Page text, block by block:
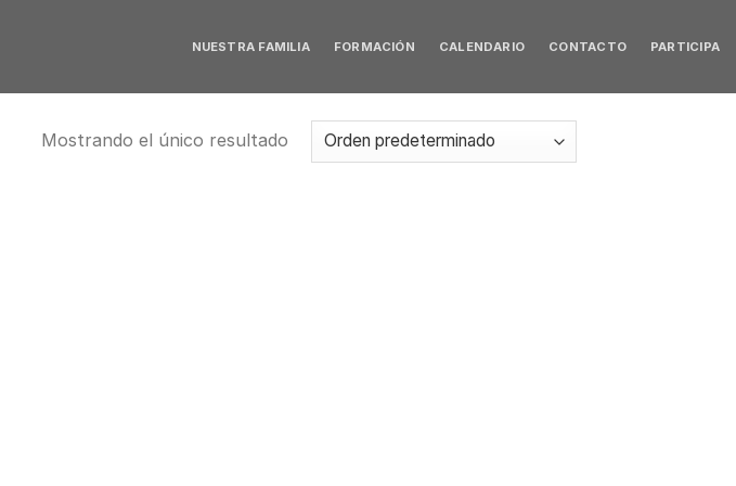
NUESTRA FAMILIA FORMACIÓN CALENDARIO CONTACTO PARTICIPA
Mostrando el único resultado